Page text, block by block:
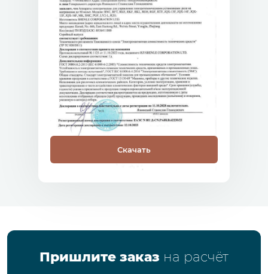
Скачать
Пришлите заказ на расчёт